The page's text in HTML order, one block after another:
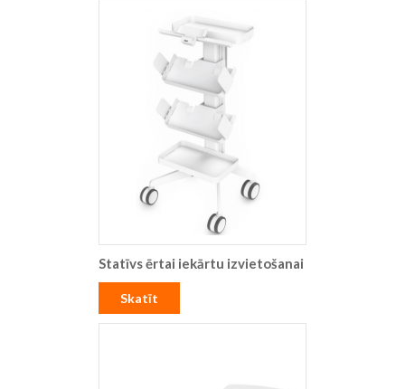
Statīvs ērtai iekārtu izvietošanai
Skatīt